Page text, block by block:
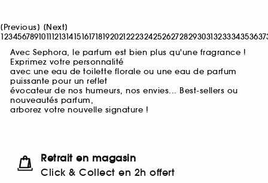
[Previous] [Next]
12345678910111213141516171819202122232425262728293031323334353637
Avec Sephora, le parfum est bien plus qu'une fragrance !
Exprimez votre personnalité
avec une eau de toilette florale ou une eau de parfum
puissante pour un reflet
évocateur de nos humeurs, nos envies... Best-sellers ou
nouveautés parfum,
arborez votre nouvelle signature !
Retrait en magasin
Click & Collect en 2h offert